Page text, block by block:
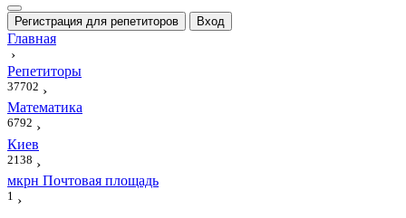
Регистрация для репетиторов Вход
Главная
›
Репетиторы
37702 ›
Математика
6792 ›
Киев
2138 ›
мкрн Почтовая площадь
1 ›